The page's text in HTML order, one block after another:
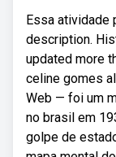
Essa atividade
description.
updated more
celine gomes
Web — foi um
no brasil em
golpe de